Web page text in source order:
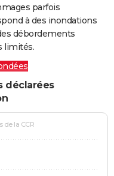
parfois
à des inondations
débordements
limités.
déclarées
de la CCR